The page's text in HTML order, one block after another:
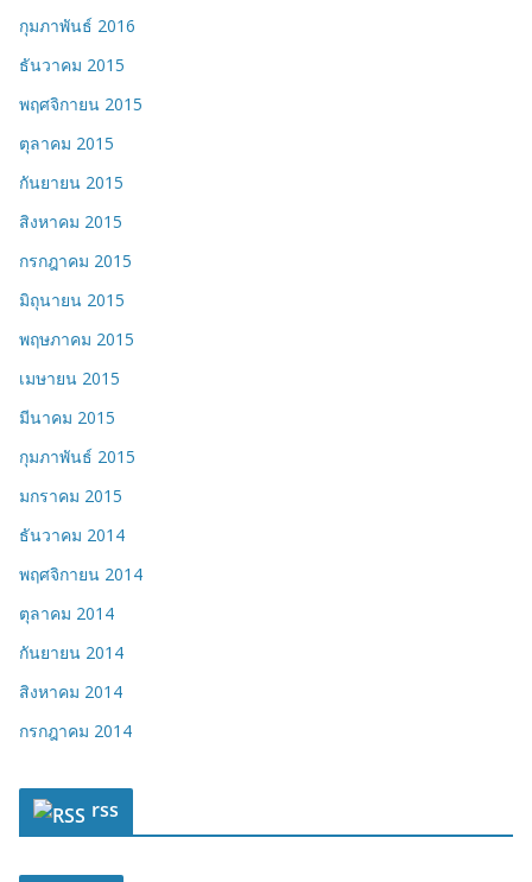
กุมภาพันธ์ 2016
ธันวาคม 2015
พฤศจิกายน 2015
ตุลาคม 2015
กันยายน 2015
สิงหาคม 2015
กรกฎาคม 2015
มิถุนายน 2015
พฤษภาคม 2015
เมษายน 2015
มีนาคม 2015
กุมภาพันธ์ 2015
มกราคม 2015
ธันวาคม 2014
พฤศจิกายน 2014
ตุลาคม 2014
กันยายน 2014
สิงหาคม 2014
กรกฎาคม 2014
rss